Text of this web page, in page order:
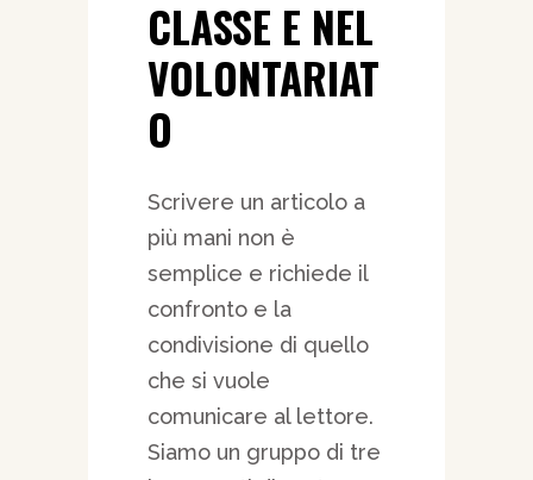
CLASSE E NEL
VOLONTARIAT
O
Scrivere un articolo a
più mani non è
semplice e richiede il
confronto e la
condivisione di quello
che si vuole
comunicare al lettore.
Siamo un gruppo di tre